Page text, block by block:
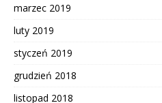
marzec 2019
luty 2019
styczeń 2019
grudzień 2018
listopad 2018